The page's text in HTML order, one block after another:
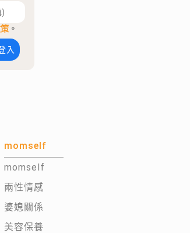
。
入
momself
momself
兩性情感
婆媳關係
美容保養